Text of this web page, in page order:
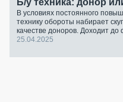
В условиях постоянного
технику обороты набирает
качестве доноров. Доходит до
25.04.2025